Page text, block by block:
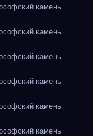
камень
камень
камень
камень
камень
камень